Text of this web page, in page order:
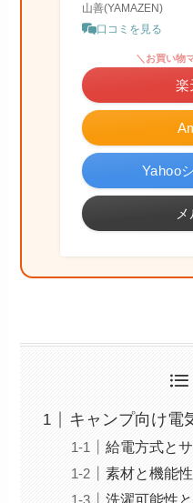
山善(YAMAZEN)
口コミを見る
＼お買い物
楽
Yahoo
キャンプ向け電
給電方式と
素材と機能